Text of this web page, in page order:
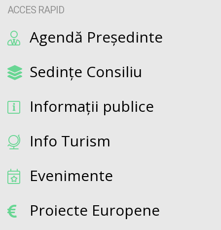
ACCES RAPID
Agendă Președinte
Sedințe Consiliu
Informații publice
Info Turism
Evenimente
Proiecte Europene